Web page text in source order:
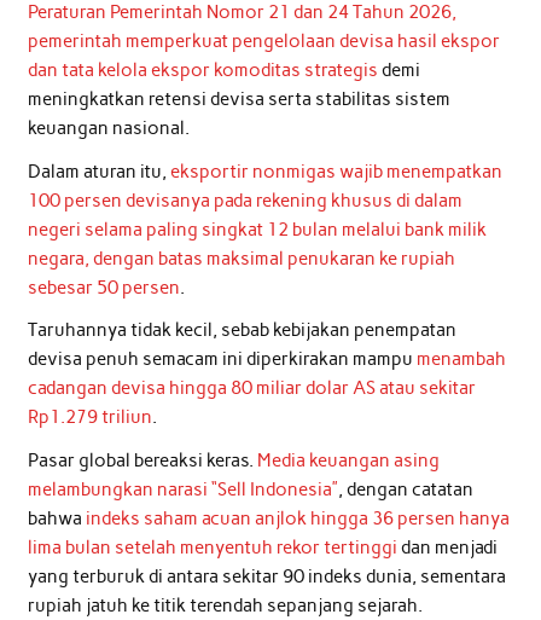
Peraturan Pemerintah Nomor 21 dan 24 Tahun 2026,
pemerintah memperkuat pengelolaan devisa hasil ekspor
dan tata kelola ekspor komoditas strategis demi
meningkatkan retensi devisa serta stabilitas sistem
keuangan nasional.
Dalam aturan itu, eksportir nonmigas wajib menempatkan
100 persen devisanya pada rekening khusus di dalam
negeri selama paling singkat 12 bulan melalui bank milik
negara, dengan batas maksimal penukaran ke rupiah
sebesar 50 persen.
Taruhannya tidak kecil, sebab kebijakan penempatan
devisa penuh semacam ini diperkirakan mampu menambah
cadangan devisa hingga 80 miliar dolar AS atau sekitar
Rp1.279 triliun.
Pasar global bereaksi keras. Media keuangan asing
melambungkan narasi “Sell Indonesia” , dengan catatan
bahwa indeks saham acuan anjlok hingga 36 persen hanya
lima bulan setelah menyentuh rekor tertinggi dan menjadi
yang terburuk di antara sekitar 90 indeks dunia, sementara
rupiah jatuh ke titik terendah sepanjang sejarah.